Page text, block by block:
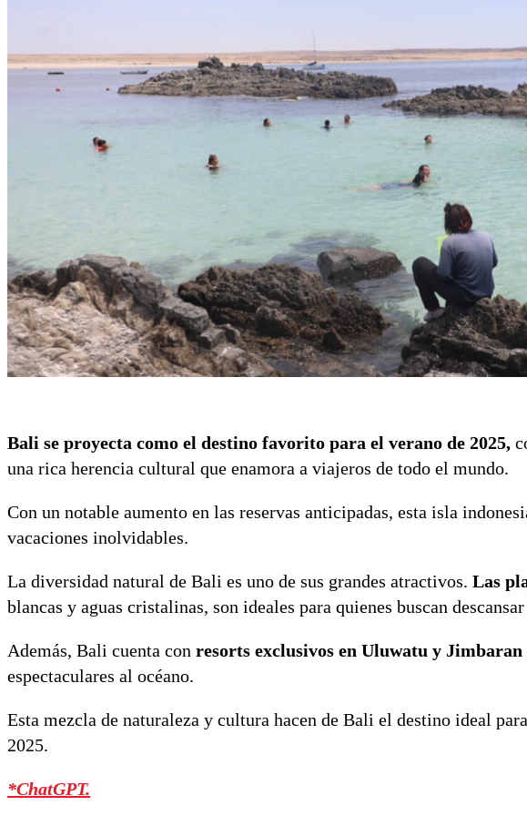
Bali se proyecta como el destino favorito para el verano de 2025,
una rica herencia cultural que enamora a viajeros de todo el mundo.
Con un notable aumento en las reservas anticipadas, esta isla
vacaciones inolvidables.
La diversidad natural de Bali es uno de sus grandes atractivos. Las
blancas y aguas cristalinas, son ideales para quienes buscan
Además, Bali cuenta con resorts exclusivos en Uluwatu y Jimbaran
espectaculares al océano.
Esta mezcla de naturaleza y cultura hacen de Bali el destino ideal
2025.
*ChatGPT.